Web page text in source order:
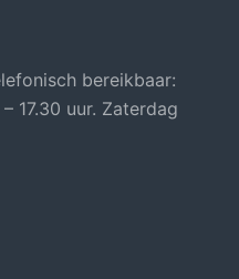
bereikbaar:
17.30 uur. Zaterdag